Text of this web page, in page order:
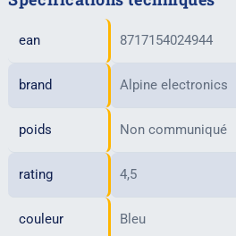
ean 8717154024944
brand Alpine electronics
poids Non communiqué
rating 4,5
couleur Bleu